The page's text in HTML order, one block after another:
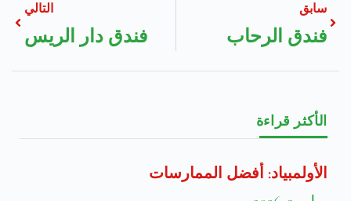
سابق
فندق الرحاب
التالي
فندق دار الريس
الأكثر قراءة
الأولمبياد: أفضل الممارسات